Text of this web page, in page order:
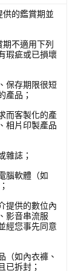
的鑑賞期並
不適用下列
瑕疵或已損壞
保存期限很短
產品；
而客製化的產
相片印製產品
雜誌；
腦軟體（如
提供的數位內
影音串流服
經您事先同意
（如內衣褲、
已拆封；